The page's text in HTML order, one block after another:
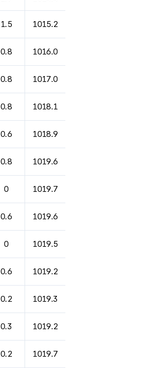
1.5 1015.2
0.8 1016.0
0.8 1017.0
0.8 1018.1
0.6 1018.9
0.8 1019.6
0 1019.7
0.6 1019.6
0 1019.5
0.6 1019.2
0.2 1019.3
0.3 1019.2
0.2 1019.7